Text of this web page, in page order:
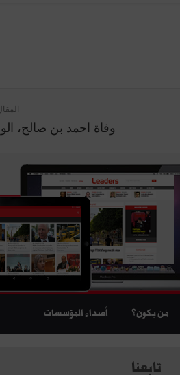
وفاة احمد بن صالح،
من يكون؟ أصداء المؤسسات
تابعنا